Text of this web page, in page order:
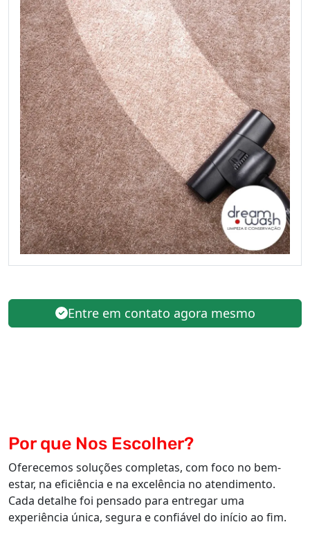
Entre em contato agora mesmo
Por que Nos Escolher?
Oferecemos soluções completas, com foco no bem-
estar, na eficiência e na excelência no atendimento.
Cada detalhe foi pensado para entregar uma
experiência única, segura e confiável do início ao fim.